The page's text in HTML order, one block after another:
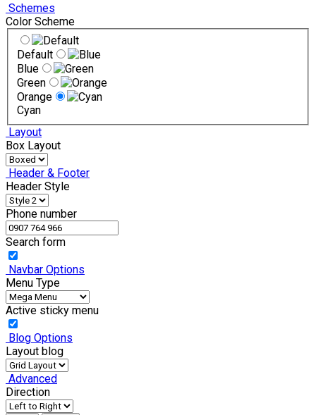
Schemes
Color Scheme
Default
Blue
Green
Orange
Cyan
Layout
Box Layout
Header & Footer
Header Style
Phone number
Search form
Navbar Options
Menu Type
Active sticky menu
Blog Options
Layout blog
Advanced
Direction